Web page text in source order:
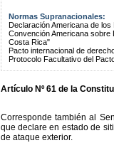
Normas Supranacionales:
Declaración Americana de
Convención Americana
Costa Rica"
Pacto internacional de
Protocolo Facultativo del
Artículo Nº 61 de la
Corresponde también al
que declare en estado de
de ataque exterior.